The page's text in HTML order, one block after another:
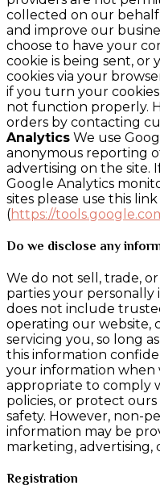
collected on our
and improve our
choose to have your
cookie is being sent, or
cookies via your
if you turn your
not function properly.
orders by contacting
Analytics We use
anonymous reporting
advertising on the
Google Analytics
sites please use this link
(https://
Do we disclose any
We do not sell, trade,
parties your personally
does not include
operating our website,
servicing you, so long
this information
your information when
appropriate to comply
policies, or protect
safety. However, non-
information may be
marketing, advertising,
Registration